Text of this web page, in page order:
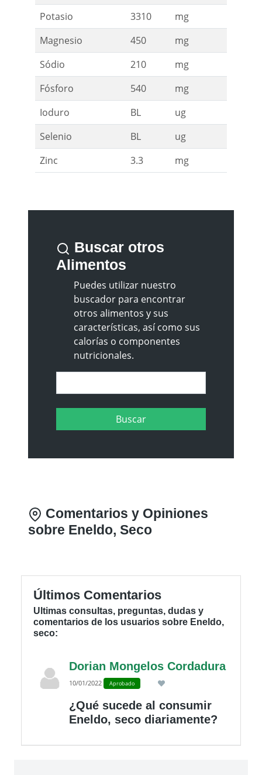
Potasio
3310
mg
Magnesio
450
mg
Sódio
210
mg
Fósforo
540
mg
Ioduro
BL
ug
Selenio
BL
ug
Zinc
3.3 mg
Buscar otros
Alimentos
Puedes utilizar nuestro
buscador para encontrar
otros alimentos y sus
características, así como sus
calorías o componentes
nutricionales.
Comentarios y Opiniones
sobre Eneldo, Seco
Últimos Comentarios
Ultimas consultas, preguntas, dudas y
comentarios de los usuarios sobre Eneldo,
seco:
Dorian Mongelos Cordadura
10/01/2022 Aprobado
¿Qué sucede al consumir
Eneldo, seco diariamente?